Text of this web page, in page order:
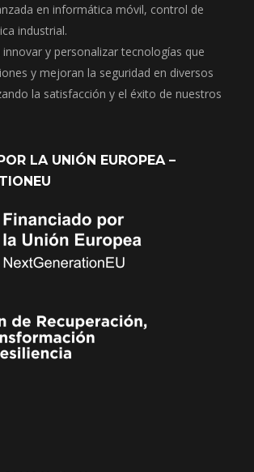
en informática móvil, control de
industrial.
y personalizar tecnologías que
y mejoran la seguridad en diversos
la satisfacción y el éxito de nuestros
LA UNIÓN EUROPEA –